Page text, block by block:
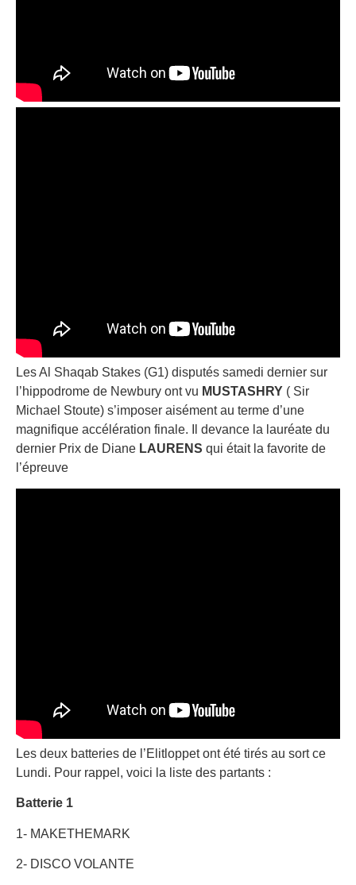
Les Al Shaqab Stakes (G1) disputés samedi dernier sur
l’hippodrome de Newbury ont vu MUSTASHRY ( Sir
Michael Stoute) s’imposer aisément au terme d’une
magnifique accélération finale. Il devance la lauréate du
dernier Prix de Diane LAURENS qui était la favorite de
l’épreuve
Les deux batteries de l’Elitloppet ont été tirés au sort ce
Lundi. Pour rappel, voici la liste des partants :
Batterie 1
1- MAKETHEMARK
2- DISCO VOLANTE